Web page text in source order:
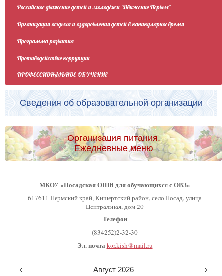
Российское движение детей и молодёжи "Движение Первых"
Организация отдыха и оздоровления детей в каникулярное время
Программа развития
Противодействие коррупции
ПРОФЕССИОНАЛЬНОЕ ОБУЧЕНИЕ
Сведения об образовательной организации
Организация питания.
Ежедневные меню
МКОУ «Посадская ОШИ для обучающихся с ОВЗ»
617611 Пермский край, Кишертский район, село Посад, улица
Центральная, дом 20
Телефон
(834252)2-32-30
Эл. почта kor.kish@mail.ru
‹ Август 2026 ›